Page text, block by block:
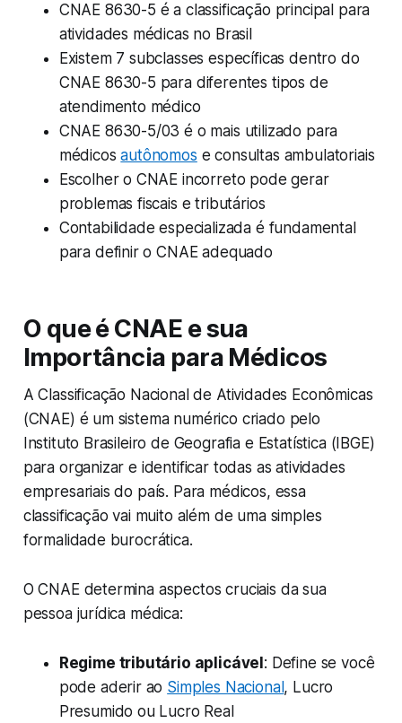
CNAE 8630-5 é a classificação principal para
atividades médicas no Brasil
Existem 7 subclasses específicas dentro do
CNAE 8630-5 para diferentes tipos de
atendimento médico
CNAE 8630-5/03 é o mais utilizado para
médicosautônomos e consultas ambulatoriais
Escolher o CNAE incorreto pode gerar
problemas fiscais e tributários
Contabilidade especializada é fundamental
para definir o CNAE adequado
O que é CNAE e sua
Importância para Médicos
A Classificação Nacional de Atividades Econômicas
(CNAE) é um sistema numérico criado pelo
Instituto Brasileiro de Geografia e Estatística (IBGE)
para organizar e identificar todas as atividades
empresariais do país. Para médicos, essa
classificação vai muito além de uma simples
formalidade burocrática.
O CNAE determina aspectos cruciais da sua
pessoa jurídica médica:
Regime tributário aplicável : Define se você
pode aderir ao Simples Nacional , Lucro
Presumido ou Lucro Real